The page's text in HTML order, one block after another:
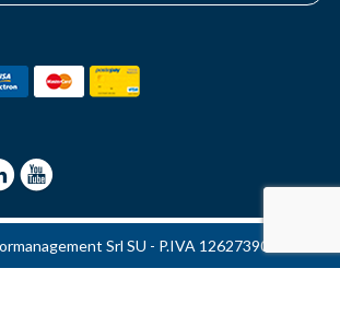
Srl SU - P.IVA 12627390151